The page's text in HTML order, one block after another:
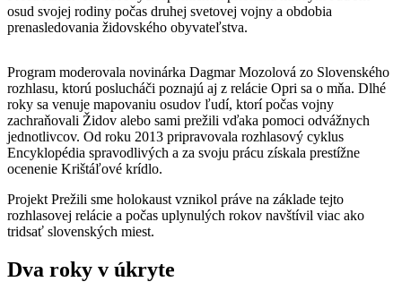
osud svojej rodiny počas druhej svetovej vojny a obdobia
prenasledovania židovského obyvateľstva.
Program moderovala novinárka Dagmar Mozolová zo Slovenského
rozhlasu, ktorú poslucháči poznajú aj z relácie Opri sa o mňa. Dlhé
roky sa venuje mapovaniu osudov ľudí, ktorí počas vojny
zachraňovali Židov alebo sami prežili vďaka pomoci odvážnych
jednotlivcov. Od roku 2013 pripravovala rozhlasový cyklus
Encyklopédia spravodlivých a za svoju prácu získala prestížne
ocenenie Krištáľové krídlo.
Projekt Prežili sme holokaust vznikol práve na základe tejto
rozhlasovej relácie a počas uplynulých rokov navštívil viac ako
tridsať slovenských miest.
Dva roky v úkryte